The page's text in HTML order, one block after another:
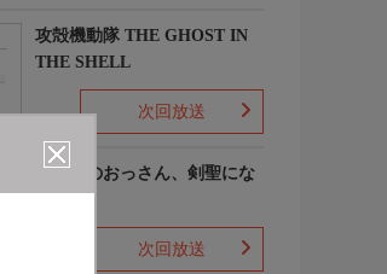
攻殻機動隊 THE GHOST IN
THE SHELL
次回放送
片田舎のおっさん、剣聖にな
次回放送